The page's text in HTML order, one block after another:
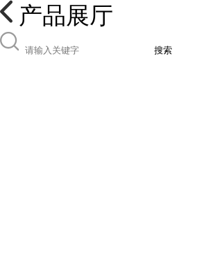
产品展厅
搜索